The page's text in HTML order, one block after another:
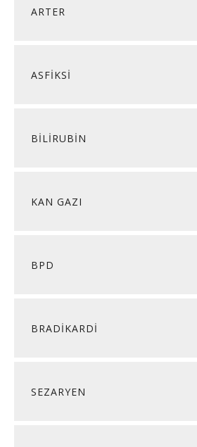
ARTER
ASFİKSİ
BİLİRUBİN
KAN GAZI
BPD
BRADİKARDİ
SEZARYEN